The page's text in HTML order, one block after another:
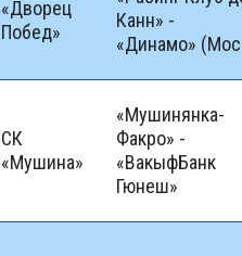
«Дворец
Побед»
Канн» -
«Динамо»
СК
«Мушина»
«Мушинянка-
Факро» -
«ВакыфБанк
Гюнеш»